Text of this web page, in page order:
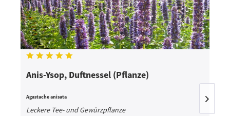
Anis-Ysop, Duftnessel (Pflanze)
Agastache anisata
Leckere Tee- und Gewürzpflanze